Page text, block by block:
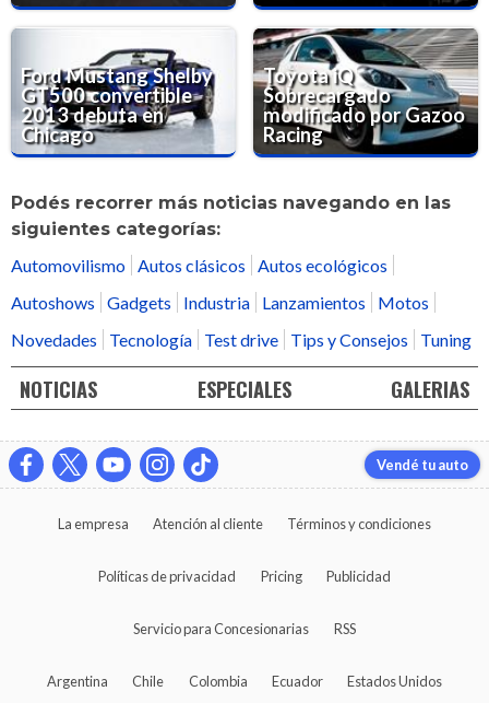
Ford Mustang Shelby
GT500 convertible
2013 debuta en
Chicago
Toyota iQ
Sobrecargado
modificado por Gazoo
Racing
Podés recorrer más noticias navegando en las
siguientes categorías:
Automovilismo Autos clásicos
Autos ecológicos
Autoshows
Gadgets Industria Lanzamientos
Motos
Novedades
Tecnología Test drive Tips y Consejos Tuning
NOTICIAS ESPECIALES GALERIAS
Vendé tu auto
La empresa Atención al cliente Términos y condiciones
Políticas de privacidad Pricing Publicidad
Servicio para Concesionarias RSS
Argentina Chile Colombia Ecuador Estados Unidos